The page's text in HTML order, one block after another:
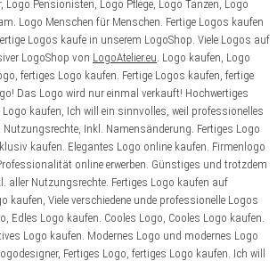
Logo Pensionisten, Logo Pflege, Logo Tanzen, Logo
Logo Menschen für Menschen. Fertige Logos kaufen
Logos kaufe in unserem LogoShop. Viele Logos auf
LogoShop von LogoAtelier.eu. Logo kaufen, Logo
fertiges Logo kaufen. Fertige Logos kaufen, fertige
Das Logo wird nur einmal verkauft! Hochwertiges
kaufen, Ich will ein sinnvolles, weil professionelles
Nutzungsrechte, Inkl. Namensänderung. Fertiges Logo
kaufen. Elegantes Logo online kaufen. Firmenlogo
online erwerben. Günstiges und trotzdem
aller Nutzungsrechte. Fertiges Logo kaufen auf
kaufen, Viele verschiedene unde professionelle Logos
Edles Logo kaufen. Cooles Logo, Cooles Logo kaufen.
Logo kaufen. Modernes Logo und modernes Logo
Fertiges Logo, fertiges Logo kaufen. Ich will